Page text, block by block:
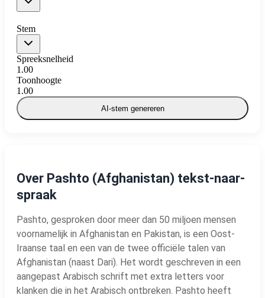
Stem
Spreeksnelheid
1.00
Toonhoogte
1.00
AI-stem genereren
Over Pashto (Afghanistan) tekst-naar-
spraak
Pashto, gesproken door meer dan 50 miljoen mensen
voornamelijk in Afghanistan en Pakistan, is een Oost-
Iraanse taal en een van de twee officiële talen van
Afghanistan (naast Dari). Het wordt geschreven in een
aangepast Arabisch schrift met extra letters voor
klanken die in het Arabisch ontbreken. Pashto heeft